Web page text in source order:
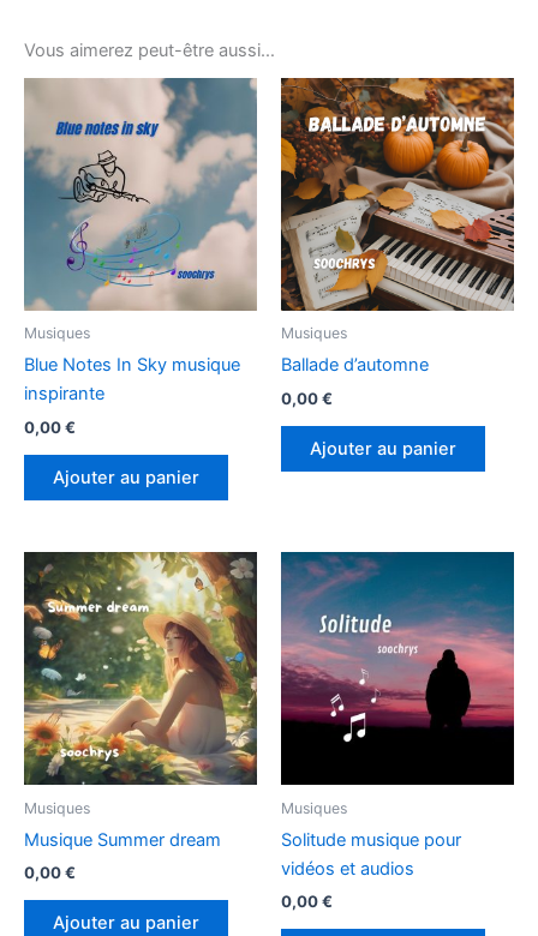
Vous aimerez peut-être aussi…
Musiques
Blue Notes In Sky musique
inspirante
0,00€
Ajouter au panier
Musiques
Ballade d’automne
0,00€
Ajouter au panier
Musiques
Musique Summer dream
0,00€
Ajouter au panier
Musiques
Solitude musique pour
vidéos et audios
0,00€